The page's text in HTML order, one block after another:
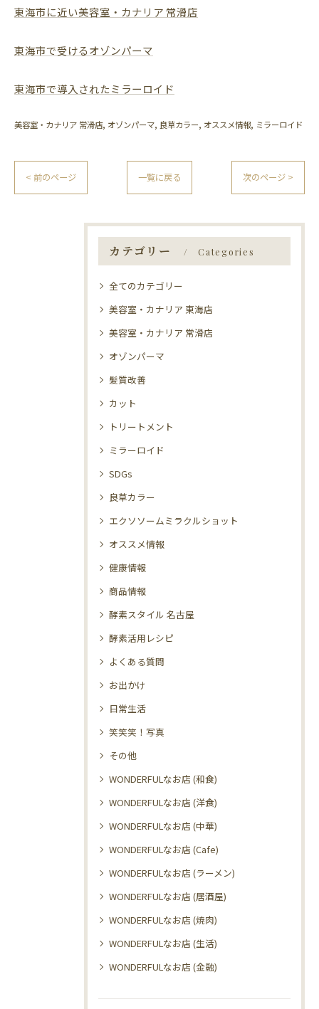
東海市に近い美容室・カナリア 常滑店
東海市で受けるオゾンパーマ
東海市で導入されたミラーロイド
美容室・カナリア 常滑店 オゾンパーマ 良草カラー オススメ情報 ミラーロイド
< 前のページ 一覧に戻る 次のページ >
カテゴリー Categories
全てのカテゴリー
美容室・カナリア 東海店
美容室・カナリア 常滑店
オゾンパーマ
髪質改善
カット
トリートメント
ミラーロイド
SDGs
良草カラー
エクソソームミラクルショット
オススメ情報
健康情報
商品情報
酵素スタイル 名古屋
酵素活用レシピ
よくある質問
お出かけ
日常生活
笑笑笑！写真
その他
WONDERFULなお店 (和食)
WONDERFULなお店 (洋食)
WONDERFULなお店 (中華)
WONDERFULなお店 (Cafe)
WONDERFULなお店 (ラーメン)
WONDERFULなお店 (居酒屋)
WONDERFULなお店 (焼肉)
WONDERFULなお店 (生活)
WONDERFULなお店 (金融)